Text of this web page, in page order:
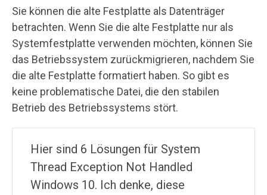
Sie können die alte Festplatte als Datenträger
betrachten. Wenn Sie die alte Festplatte nur als
Systemfestplatte verwenden möchten, können Sie
das Betriebssystem zurückmigrieren, nachdem Sie
die alte Festplatte formatiert haben. So gibt es
keine problematische Datei, die den stabilen
Betrieb des Betriebssystems stört.
Hier sind 6 Lösungen für System
Thread Exception Not Handled
Windows 10. Ich denke, diese